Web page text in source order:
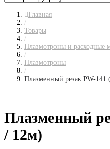
Главная
/
Товары
/
Плазмотроны и расходные
/
Плазмотроны
/
Плазменный резак PW-141
Плазменный
/ 12м)